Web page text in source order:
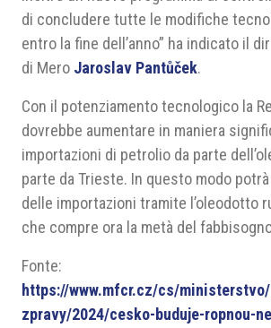
di concludere tutte le modifiche
entro la fine dell’anno” ha indicato il
di Mero Jaroslav Pantůček.
Con il potenziamento tecnologico la
dovrebbe aumentare in maniera
importazioni di petrolio da parte
parte da Trieste. In questo modo
delle importazioni tramite l’oleodotto
che compre ora la metà del
Fonte:
https://www.mfcr.cz/cs/
zpravy/2024/cesko-buduje-ropnou-